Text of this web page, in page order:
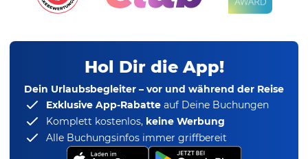
Hol Dir die App!
Dein Urlaubsbegleiter – vor und während der Reise
Exklusive App-Rabatte auf Deine Buchungen
Komplett kostenlos, keine Werbung
Alle Buchungsinfos immer griffbereit